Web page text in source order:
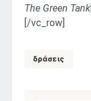
The Green Tank
[/vc_row]
δράσεις